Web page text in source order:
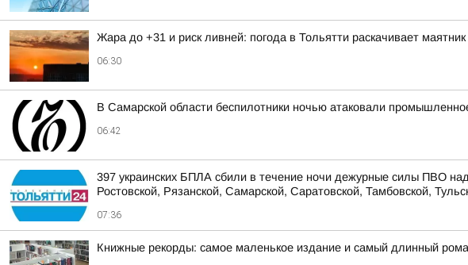
Жара до +31 и риск ливней: погода в Тольятти раскачивает маятник
06:30
В Самарской области беспилотники ночью атаковали
06:42
397 украинских БПЛА сбили в течение ночи дежурные силы ПВО
Ростовской, Рязанской, Самарской, Саратовской, Тамбовской,
07:36
Книжные рекорды: самое маленькое издание и самый длинный